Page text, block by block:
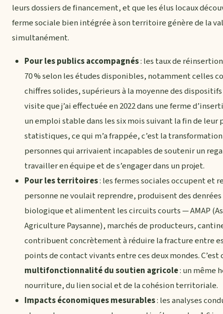
leurs dossiers de financement, et que les élus locaux
ferme sociale bien intégrée à son territoire génère de la
simultanément.
Pour les publics accompagnés: les taux de
70 % selon les études disponibles, notamment celles
chiffres solides, supérieurs à la moyenne des
visite que j’ai effectuée en 2022 dans une ferme
un emploi stable dans les six mois suivant la fin de leur
statistiques, ce qui m’a frappée, c’est la
personnes qui arrivaient incapables de soutenir un
travailler en équipe et de s’engager dans un projet.
Pour les territoires: les fermes sociales occupent et
personne ne voulait reprendre, produisent des
biologique et alimentent les circuits courts — AMAP
Agriculture Paysanne), marchés de producteurs,
contribuent concrètement à réduire la fracture entre
points de contact vivants entre ces deux mondes. C’est
multifonctionnalité du soutien agricole: un même
nourriture, du lien social et de la cohésion territoriale.
Impacts économiques mesurables: les analyses